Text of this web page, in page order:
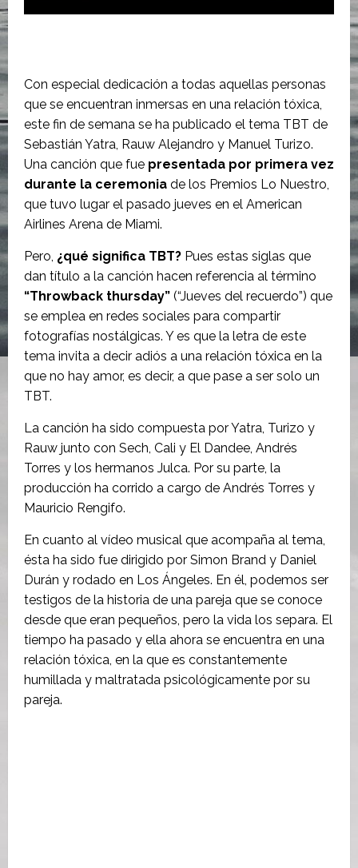
Con especial dedicación a todas aquellas personas
que se encuentran inmersas en una relación tóxica,
este fin de semana se ha publicado el tema TBT de
Sebastián Yatra, Rauw Alejandro y Manuel Turizo.
Una canción que fue presentada por primera vez
durante la ceremonia de los Premios Lo Nuestro,
que tuvo lugar el pasado jueves en el American
Airlines Arena de Miami.
Pero, ¿qué significa TBT? Pues estas siglas que
dan título a la canción hacen referencia al término
“Throwback thursday” (“Jueves del recuerdo”) que
se emplea en redes sociales para compartir
fotografías nostálgicas. Y es que la letra de este
tema invita a decir adiós a una relación tóxica en la
que no hay amor, es decir, a que pase a ser solo un
TBT.
La canción ha sido compuesta por Yatra, Turizo y
Rauw junto con Sech, Cali y El Dandee, Andrés
Torres y los hermanos Julca. Por su parte, la
producción ha corrido a cargo de Andrés Torres y
Mauricio Rengifo.
En cuanto al vídeo musical que acompaña al tema,
ésta ha sido fue dirigido por Simon Brand y Daniel
Durán y rodado en Los Ángeles. En él, podemos ser
testigos de la historia de una pareja que se conoce
desde que eran pequeños, pero la vida los separa. El
tiempo ha pasado y ella ahora se encuentra en una
relación tóxica, en la que es constantemente
humillada y maltratada psicológicamente por su
pareja.